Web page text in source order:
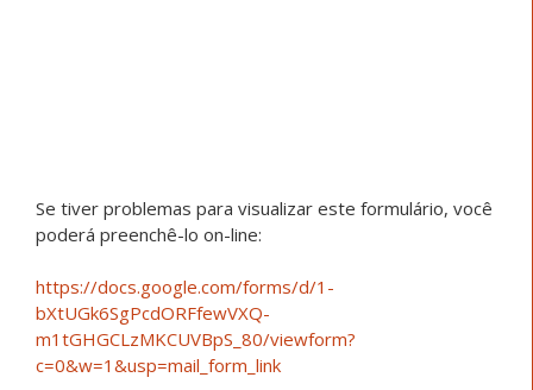
Se tiver problemas para visualizar este formulário, você
poderá preenchê-lo on-line:
https://docs.google.com/forms/d/1-
bXtUGk6SgPcdORFfewVXQ-
m1tGHGCLzMKCUVBpS_80/viewform?
c=0&w=1&usp=mail_form_link